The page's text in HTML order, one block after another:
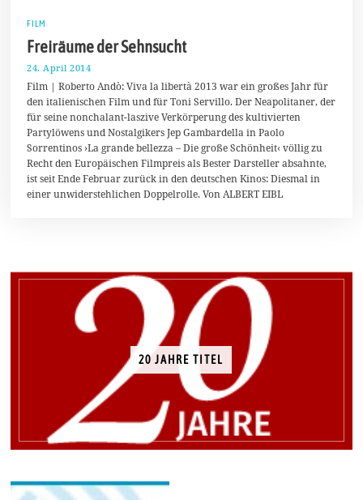
FILM
Freiräume der Sehnsucht
24. April 2014
M
a
i
2
0
1
4
Film | Roberto Andò: Viva la libertà 2013 war ein großes Jahr für
den italienischen Film und für Toni Servillo. Der Neapolitaner, der
für seine nonchalant-laszive Verkörperung des kultivierten
Partylöwens und Nostalgikers Jep Gambardella in Paolo
Sorrentinos ›La grande bellezza – Die große Schönheit‹ völlig zu
Recht den Europäischen Filmpreis als Bester Darsteller absahnte,
ist seit Ende Februar zurück in den deutschen Kinos: Diesmal in
einer unwiderstehlichen Doppelrolle. Von ALBERT EIBL
20 JAHRE TITEL